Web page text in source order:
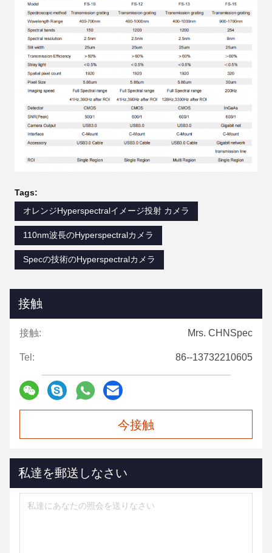
Tags:
オレンジHyperspectralイメージ投射 カメラ
110nm波長のHyperspectralカメラ
Specの技術のHyperspectralカメラ
接触
接触: Mrs. CHNSpec
Tel: 86--13732210605
今接触
私達を郵送しなさい